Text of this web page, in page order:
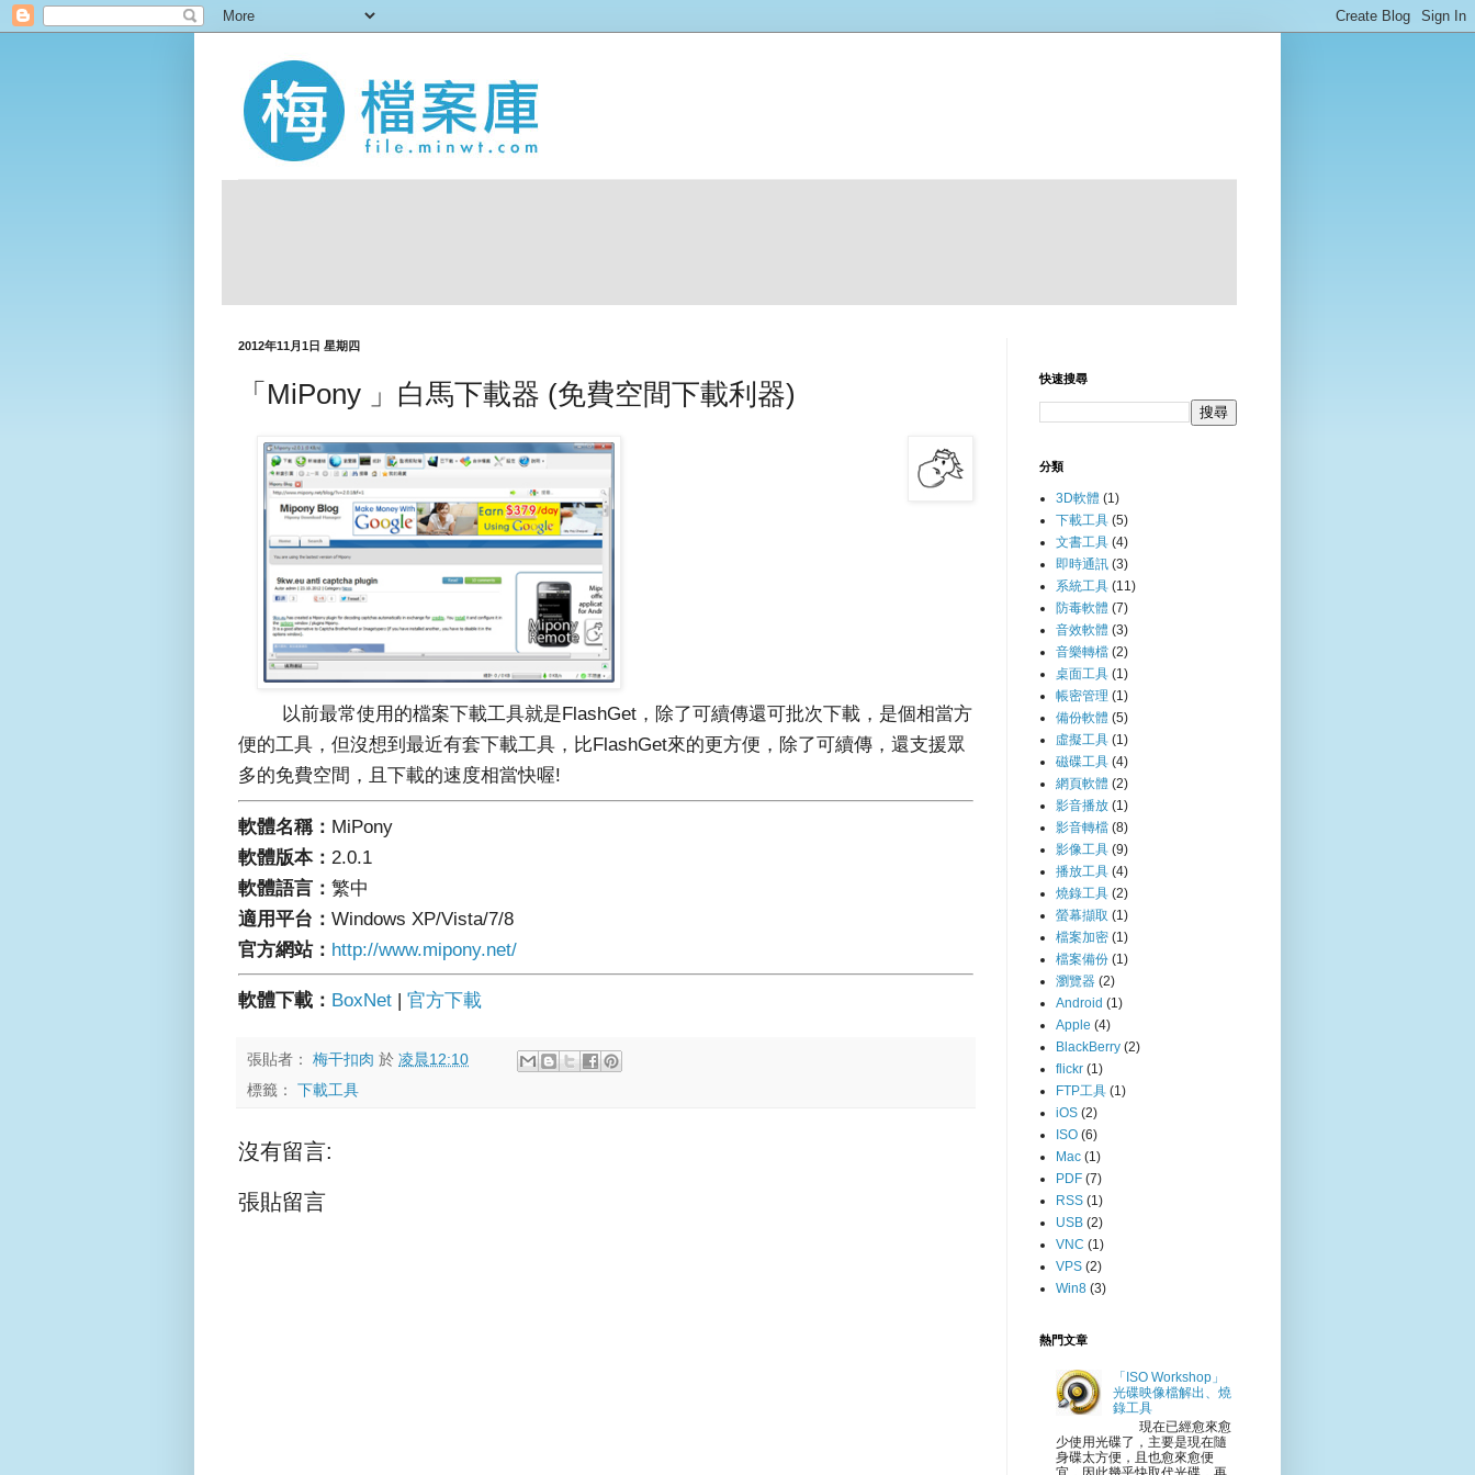
2012年11月1日 星期四
「MiPony 」白馬下載器 (免費空間下載利器)
以前最常使用的檔案下載工具就是FlashGet，除了可續傳還可批次下載，是個相當方
便的工具，但沒想到最近有套下載工具，比FlashGet來的更方便，除了可續傳，還支援眾
多的免費空間，且下載的速度相當快喔!
軟體名稱： MiPony
軟體版本： 2.0.1
軟體語言： 繁中
適用平台： Windows XP/Vista/7/8
官方網站： http://www.mipony.net/
軟體下載： BoxNet 官方下載
張貼者： 梅干扣肉 於 凌晨12:10
標籤： 下載工具
沒有留言:
張貼留言
快速搜尋
分類
3D軟體 (1)
下載工具 (5)
文書工具 (4)
即時通訊 (3)
系統工具 (11)
防毒軟體 (7)
音效軟體 (3)
音樂轉檔 (2)
桌面工具 (1)
帳密管理 (1)
備份軟體 (5)
虛擬工具 (1)
磁碟工具 (4)
網頁軟體 (2)
影音播放 (1)
影音轉檔 (8)
影像工具 (9)
播放工具 (4)
燒錄工具 (2)
螢幕擷取 (1)
檔案加密 (1)
檔案備份 (1)
瀏覽器 (2)
Android (1)
Apple (4)
BlackBerry (2)
flickr (1)
FTP工具 (1)
iOS (2)
ISO (6)
Mac (1)
PDF (7)
RSS (1)
USB (2)
VNC (1)
VPS (2)
Win8 (3)
熱門文章
「ISO Workshop」
光碟映像檔解出、燒
錄工具
現在已經愈來愈
少使用光碟了，主要是現在隨
身碟太方便，且也愈來愈便